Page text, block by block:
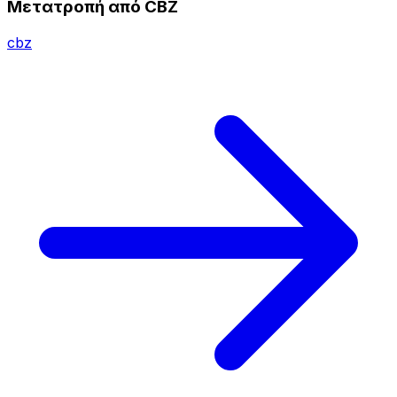
Μετατροπή από CBZ
cbz